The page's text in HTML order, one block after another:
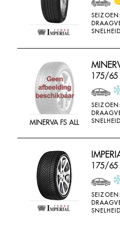
MINERVA FS ALL
175/65
175/65